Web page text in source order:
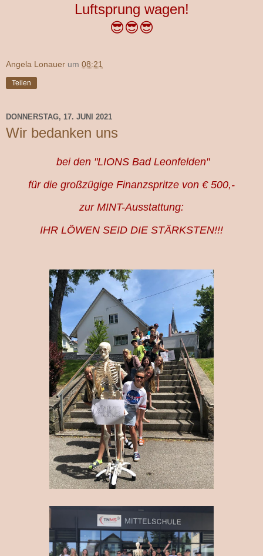
Luftsprung wagen!
😎😎😎
Angela Lonauer um 08:21
Teilen
DONNERSTAG, 17. JUNI 2021
Wir bedanken uns
bei den "LIONS Bad Leonfelden"
für die großzügige Finanzspritze von € 500,-
zur MINT-Ausstattung:
IHR LÖWEN SEID DIE STÄRKSTEN!!!